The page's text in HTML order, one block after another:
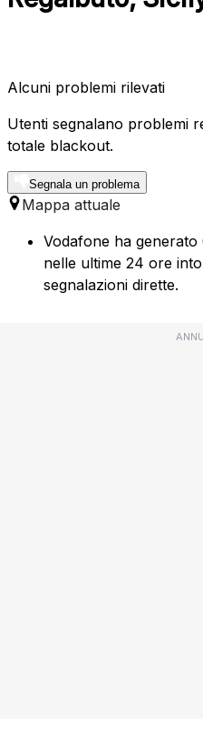
Alcuni problemi rilevati
Utenti segnalano problemi
totale blackout.
Segnala un problema
Mappa attuale
Vodafone ha
nelle ultime 24 ore
segnalazioni dirette.